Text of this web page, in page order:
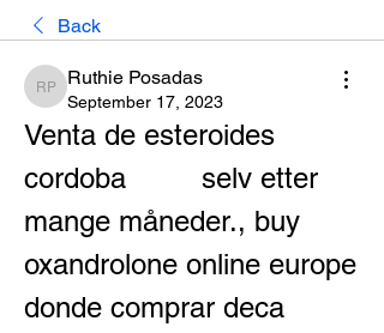
Back
Ruthie Posadas
Ruthie Posadas
September 17, 2023
Venta de esteroides
cordoba         selv etter
mange måneder., buy
oxandrolone online europe
donde comprar deca